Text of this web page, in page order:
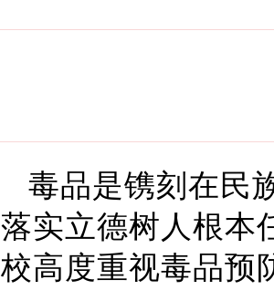
毒品是镌刻在民
落实立德树人根本
校高度重视毒品预